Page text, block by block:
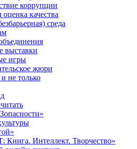
коррупции
качества
среда
выставки
игры
жюри
не только
Книга. Интеллект. Творчество»